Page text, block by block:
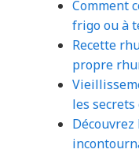
Comment
frigo ou à
Recette
propre
les secrets